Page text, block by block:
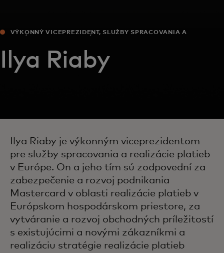
VÝKONNÝ VICEPREZIDENT, SLUŽBY SPRACOVANIA A
Ilya Riaby
Ilya Riaby je výkonným viceprezidentom
pre služby spracovania a realizácie platieb
v Európe. On a jeho tím sú zodpovední za
zabezpečenie a rozvoj podnikania
Mastercard v oblasti realizácie platieb v
Európskom hospodárskom priestore, za
vytváranie a rozvoj obchodných príležitostí
s existujúcimi a novými zákazníkmi a
realizáciu stratégie realizácie platieb